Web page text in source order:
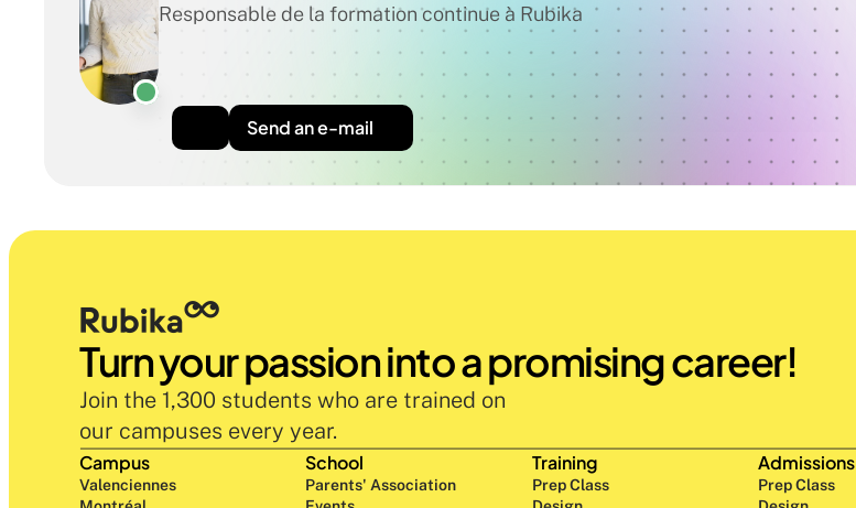
Responsable de la formation continue à Rubika
Send an e-mail
Turn your passion into a promising career!
Join the 1,300 students who are trained on
our campuses every year.
Campus
Valenciennes
School
Parents' Association
Training
Prep Class
Admissions
Prep Class